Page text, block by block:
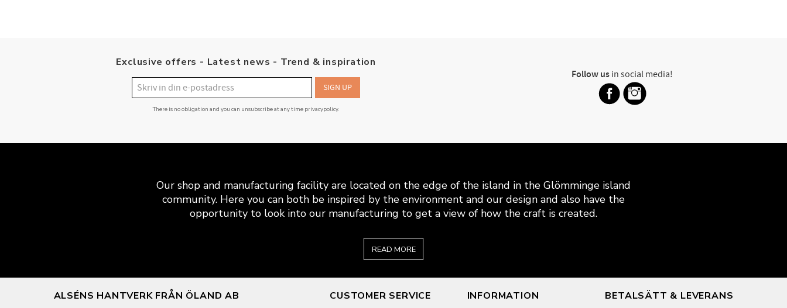
Exclusive offers - Latest news - Trend & inspiration
SIGN UP
There is no obligation and you can unsubscribe at any time privacypolicy.
Follow usin social media!
Our shop and manufacturing facility are located on the edge of the island in the Glömminge island
community. Here you can both be inspired by the environment and our design and also have the
opportunity to look into our manufacturing to get a view of how the craft is created.
READ MORE
ALSÉNS HANTVERK FRÅN ÖLAND AB CUSTOMER SERVICE INFORMATION BETALSÄTT & LEVERANS